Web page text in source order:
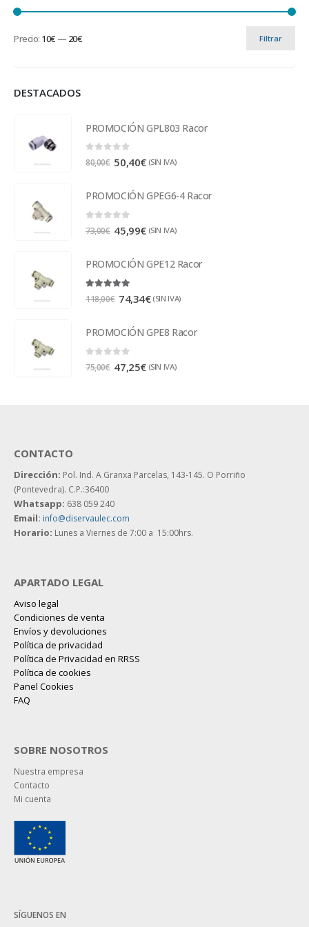
Filtrar
Precio: 10€ — 20€
DESTACADOS
PROMOCIÓN GPL803 Racor
0 out of 5
80,00€ 50,40€ (SIN IVA)
PROMOCIÓN GPEG6-4 Racor
0out of 5
73,00€ 45,99€ (SIN IVA)
PROMOCIÓN GPE12 Racor
118,00€ 74,34€ (SIN IVA)
PROMOCIÓN GPE8 Racor
75,00€ 47,25€ (SIN IVA)
CONTACTO
Dirección: Pol. Ind. A Granxa Parcelas, 143-145. O Porriño
(Pontevedra). C.P.:36400
Whatsapp: 638 059 240
Email: info@diservaulec.com
Horario: Lunes a Viernes de 7:00 a 15:00hrs.
APARTADO LEGAL
Aviso legal
Condiciones de venta
Envíos y devoluciones
Política de privacidad
Política de Privacidad en RRSS
Política de cookies
Panel Cookies
FAQ
SOBRE NOSOTROS
Nuestra empresa
Contacto
Mi cuenta
SÍGUENOS EN